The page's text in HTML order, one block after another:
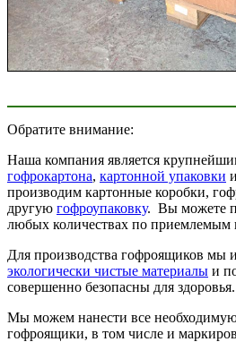
Обратите внимание:
Наша компания является
гофрокартона, картонной упаковки и
производим картонные коробки,
другую гофроупаковку. Вы можете
любых количествах по приемлемым
Для производства гофроящиков мы
экологически чистые материалы и
совершенно безопасны для здоровья.
Мы можем нанести все
гофроящики, в том числе и